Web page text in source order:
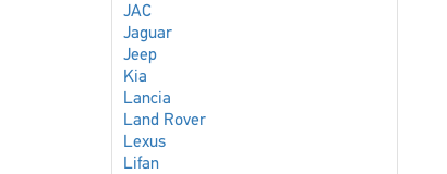
JAC
Jaguar
Jeep
Kia
Lancia
Land Rover
Lexus
Lifan